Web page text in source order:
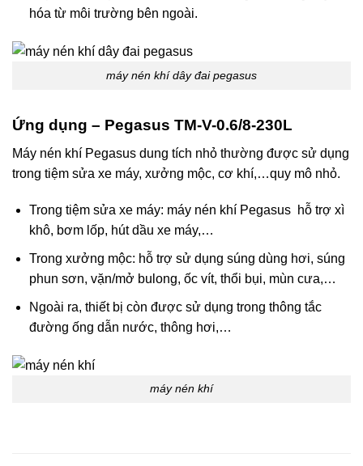
hóa từ môi trường bên ngoài.
máy nén khí dây đai pegasus
Ứng dụng – Pegasus TM-V-0.6/8-230L
Máy nén khí Pegasus dung tích nhỏ thường được sử dụng
trong tiệm sửa xe máy, xưởng mộc, cơ khí,…quy mô nhỏ.
Trong tiệm sửa xe máy: máy nén khí Pegasus hỗ trợ xì
khô, bơm lốp, hút dầu xe máy,…
Trong xưởng mộc: hỗ trợ sử dụng súng dùng hơi, súng
phun sơn, vặn/mở bulong, ốc vít, thổi bụi, mùn cưa,…
Ngoài ra, thiết bị còn được sử dụng trong thông tắc
đường ống dẫn nước, thông hơi,…
máy nén khí